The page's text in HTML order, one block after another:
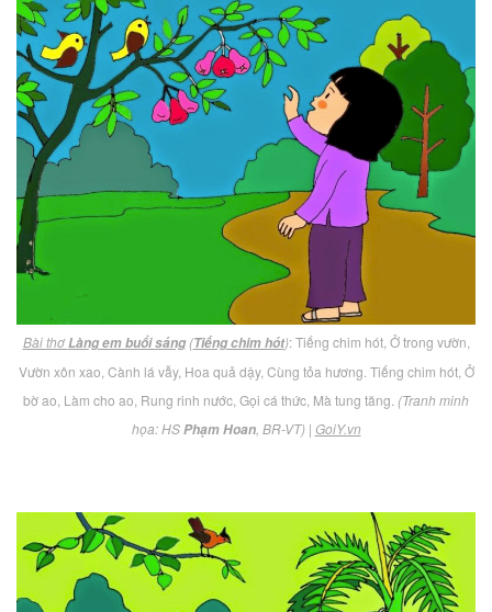
Bài thơLàng em buổi sáng(Tiếng chim hót): Tiếng chim hót, Ở trong vườn,
Vườn xôn xao, Cành lá vẫy, Hoa quả dậy, Cùng tỏa hương. Tiếng chim hót, Ở
bờ ao, Làm cho ao, Rung rinh nước, Gọi cá thức, Mà tung tăng. (Tranh minh
họa: HSPhạm Hoan, BR-VT)| GoiY.vn